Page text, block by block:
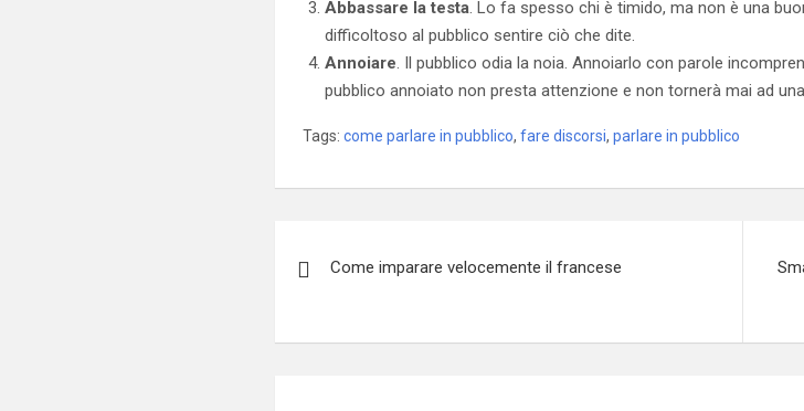
Abbassare la testa. Lo fa spesso chi è timido, ma non è una
difficoltoso al pubblico sentire ciò che dite.
Annoiare. Il pubblico odia la noia. Annoiarlo con parole
pubblico annoiato non presta attenzione e non tornerà mai ad
Tags: come parlare in pubblico,fare discorsi,parlare in pubblico
articoli
Come imparare velocemente il francese